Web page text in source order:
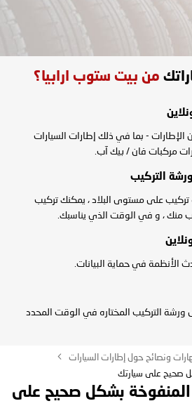
من بيت ستوب ارابيا؟
- بما في ذلك إطارات السيارات
ورشة التركيب
من 200 ورشه تركيب على مستوى البلاد ، يمكنك تركيب
منك ، و في الوقت الذي يناسبك.
الأنظمة في حماية البيانات.
ورشة التركيب المختاره في الوقت المحدد
ونصائح حول إطارات السيارات
صحيح على سيارتك
المنفوخة بشكل صحيح على